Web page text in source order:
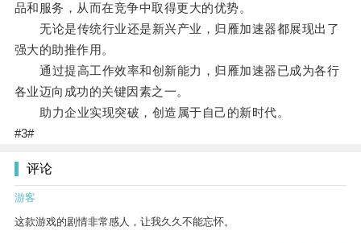
品和服务，从而在竞争中取得更大的优势。
无论是传统行业还是新兴产业，归雁加速器都展现出了
强大的助推作用。
通过提高工作效率和创新能力，归雁加速器已成为各行
各业迈向成功的关键因素之一。
助力企业实现突破，创造属于自己的新时代。
#3#
评论
游客
这款游戏的剧情非常感人，让我久久不能忘怀。